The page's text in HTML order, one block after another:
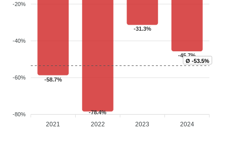
-20%
-40%
-60%
-80%
-58.7%
-78.4%
-31.3%
-45.7%
2021 2022 2023 2024
Ø -53.5%